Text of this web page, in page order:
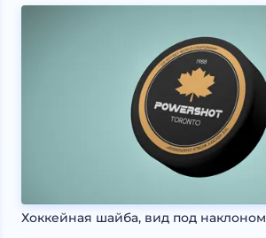
Хоккейная шайба, вид под наклоном